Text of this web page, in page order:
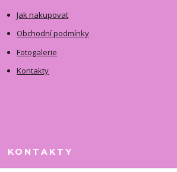
Jak nakupovat
Obchodní podmínky
Fotogalerie
Kontakty
KONTAKTY